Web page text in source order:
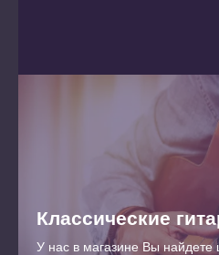
Классические
У нас в магазине Вы найдете